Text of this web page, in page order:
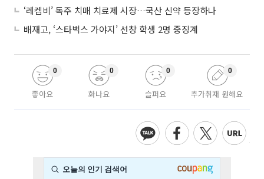
‘레켐비’ 독주 치매 치료제 시장…국산 신약 등장하나
배재고, ‘스타벅스 가야지’ 선창 학생 2명 중징계
좋아요
0
화나요
0
슬퍼요
0
추가취재 원해요
0